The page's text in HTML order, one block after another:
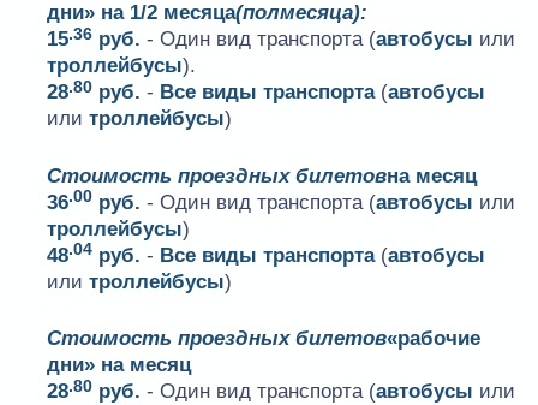
дни» на 1/2 месяца(полмесяца):
15.36 руб. - Один вид транспорта (автобусы или
троллейбусы).
28.80 руб. - Все виды транспорта(автобусы
илитроллейбусы)
Стоимость проездных билетовна месяц
36.00 руб. - Один вид транспорта (автобусы или
троллейбусы)
48.04 руб. - Все виды транспорта(автобусы
илитроллейбусы)
Стоимость проездных билетов«рабочие
дни» на месяц
28.80 руб. - Один вид транспорта (автобусы или